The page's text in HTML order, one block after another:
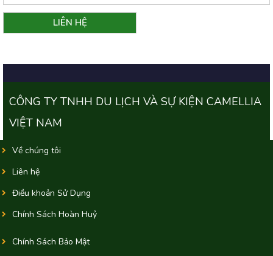
CÔNG TY TNHH DU LỊCH VÀ SỰ KIỆN CAMELLIA
VIỆT NAM
Về chúng tôi
Liên hệ
Điều khoản Sử Dụng
Chính Sách Hoàn Huỷ
Chính Sách Bảo Mật